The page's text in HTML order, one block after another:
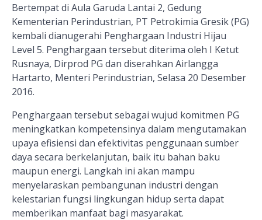
Bertempat di Aula Garuda Lantai 2, Gedung
Kementerian Perindustrian, PT Petrokimia Gresik (PG)
kembali dianugerahi Penghargaan Industri Hijau
Level 5. Penghargaan tersebut diterima oleh I Ketut
Rusnaya, Dirprod PG dan diserahkan Airlangga
Hartarto, Menteri Perindustrian, Selasa 20 Desember
2016.
Penghargaan tersebut sebagai wujud komitmen PG
meningkatkan kompetensinya dalam mengutamakan
upaya efisiensi dan efektivitas penggunaan sumber
daya secara berkelanjutan, baik itu bahan baku
maupun energi. Langkah ini akan mampu
menyelaraskan pembangunan industri dengan
kelestarian fungsi lingkungan hidup serta dapat
memberikan manfaat bagi masyarakat.